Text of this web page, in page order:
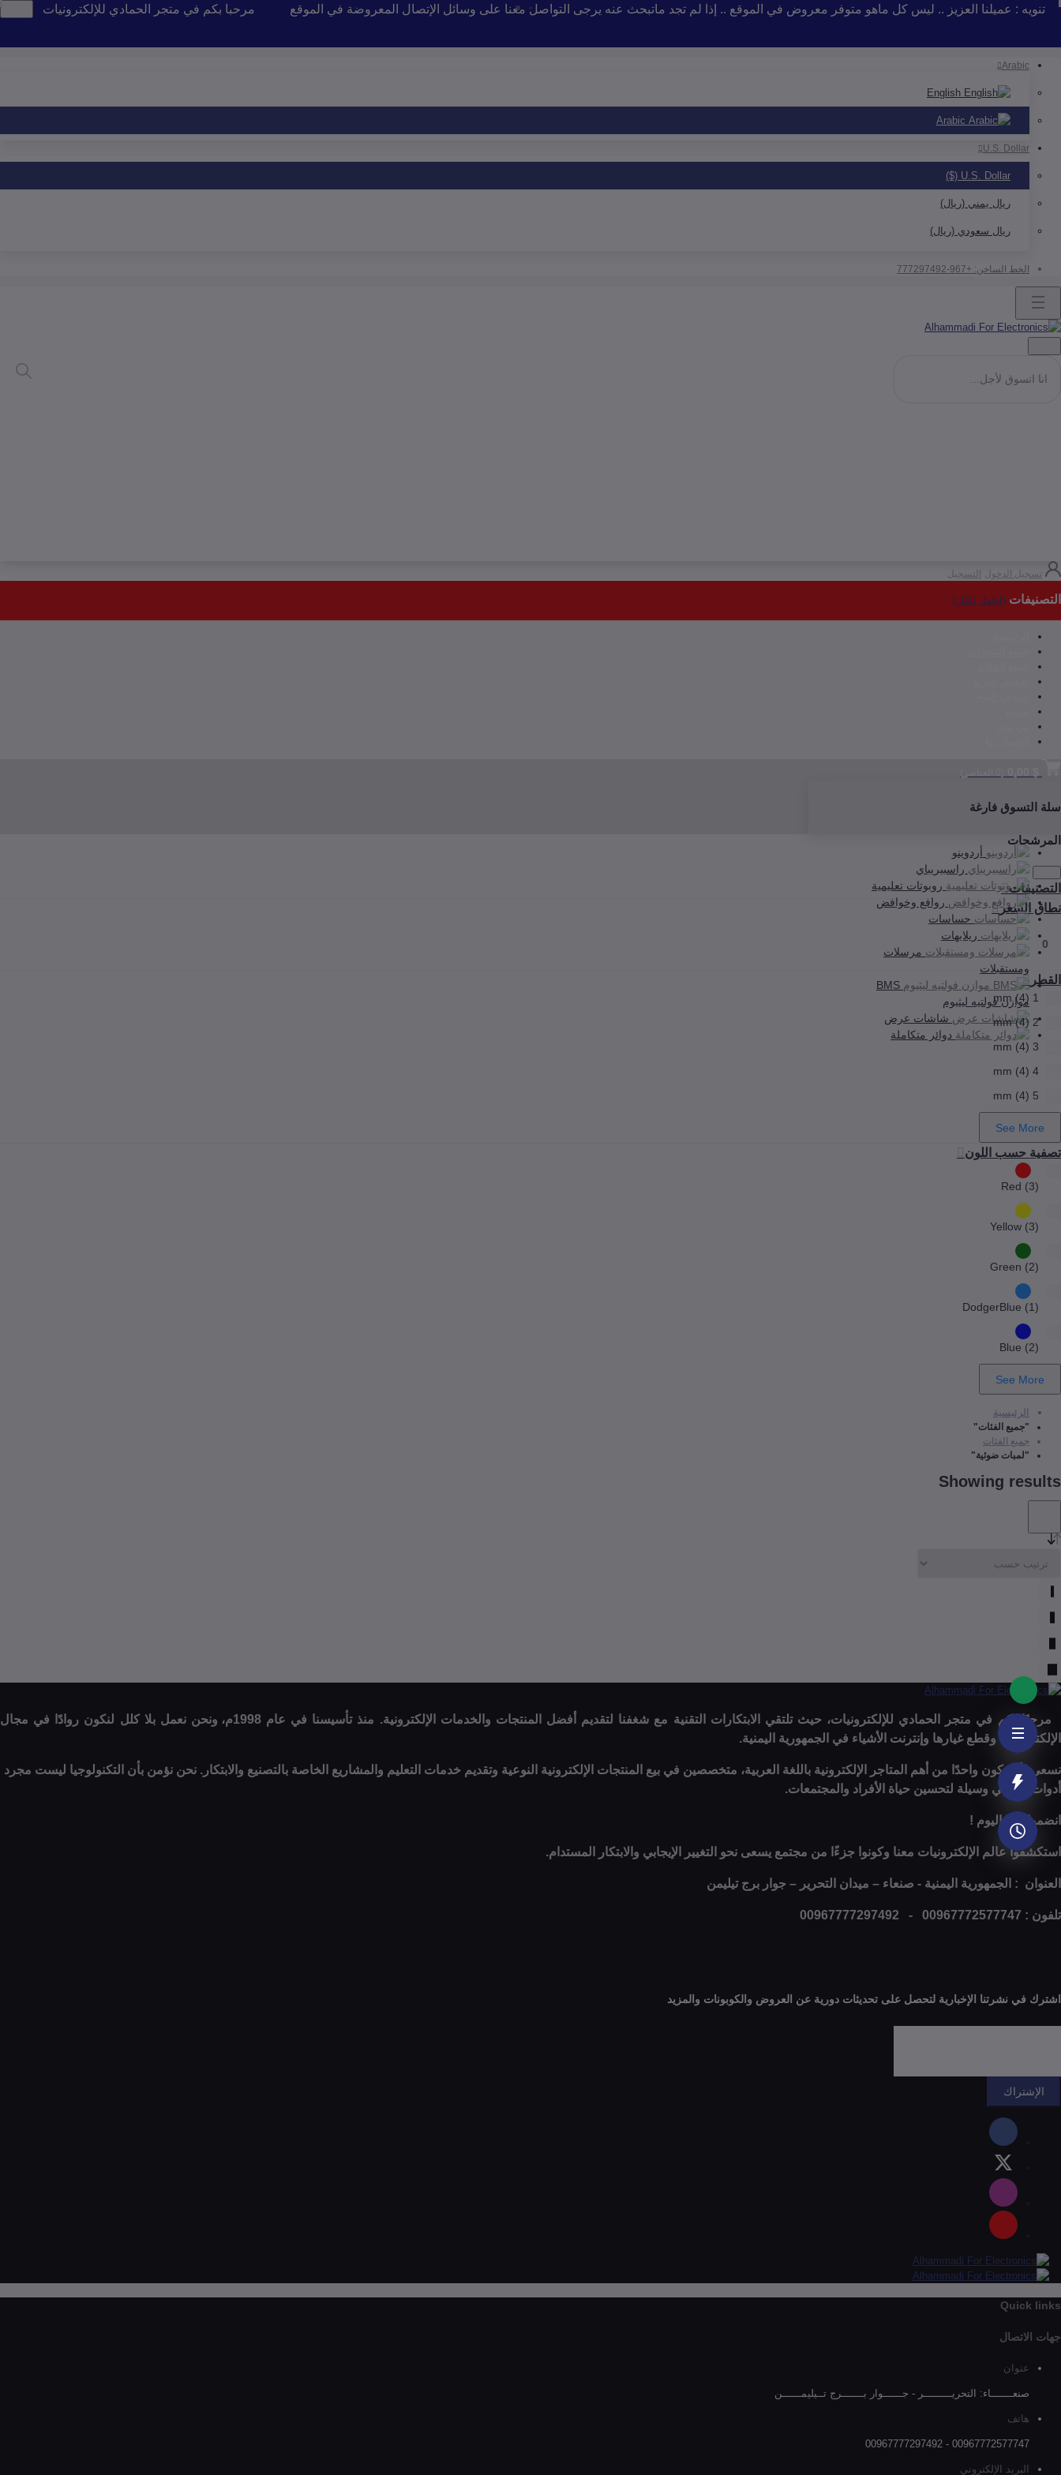
تنويه : عميلنا العزيز .. ليس كل ماهو متوفر معروض في الموقع .. إذا لم تجد ماتبحث عنه يرجى التواصل معنا على وسائل الإتصال المعروضة في الموقع مرحبا بكم في متجر الحمادي للإلكترونيات
Arabic
English
Arabic
U.S. Dollar
U.S. Dollar ($)
ريال يمني (ريال)
ريال سعودي (ريال)
الخط الساخن: +967-777297492
تسجيل الدخول التسجيل
التصنيفات (اظهار الكل)
سلة التسوق فارغة
أردوينو
راسبيريباي
روبوتات تعليمية
روافع وخوافض
حساسات
ريلايهات
مرسلات
ومستقبلات
BMS
موازن فولتيه ليثيوم
شاشات عرض
دوائر متكاملة
المرشحات
التصنيفات
نطاق السعر
0
القطر
1 mm (4)
2 mm (4)
3 mm (4)
4 mm (4)
5 mm (4)
See More
تصفية حسب اللون
Red (3)
Yellow (3)
Green (2)
DodgerBlue (1)
Blue (2)
See More
الرئيسية
"جميع الفئات"
جميع الفئات
"لمبات ضوئية"
Showing results
مرحبًا بكم في متجر الحمادي للإلكترونيات، حيث تلتقي الابتكارات التقنية مع شغفنا لتقديم أفضل المنتجات والخدمات الإلكترونية. منذ تأسيسنا في عام 1998م، ونحن نعمل بلا كلل لنكون روادًا في مجال
الإلكترونيات وقطع غيارها وإنترنت الأشياء في الجمهورية اليمنية.
نسعى لأن نكون واحدًا من أهم المتاجر الإلكترونية باللغة العربية، متخصصين في بيع المنتجات الإلكترونية النوعية وتقديم خدمات التعليم والمشاريع الخاصة بالتصنيع والابتكار. نحن نؤمن بأن التكنولوجيا ليست مجرد
أدوات، بل هي وسيلة لتحسين حياة الأفراد والمجتمعات.
انضموا إلينا اليوم !
استكشفوا عالم الإلكترونيات معنا وكونوا جزءًا من مجتمع يسعى نحو التغيير الإيجابي والابتكار المستدام.
العنوان : الجمهورية اليمنية - صنعاء – ميدان التحرير – جوار برج تيليمن
تلفون : 00967772577747 - 00967777297492
اشترك في نشرتنا الإخبارية لتحصل على تحديثات دورية عن العروض والكوبونات والمزيد
الإشتراك
Quick links
جهات الاتصال
عنوان
صنعـــــــاء: التحريـــــــــر - جــــــوار بـــــــرج تــيليمــــــن
هاتف
00967772577747 - 00967777297492
البريد الإلكتروني